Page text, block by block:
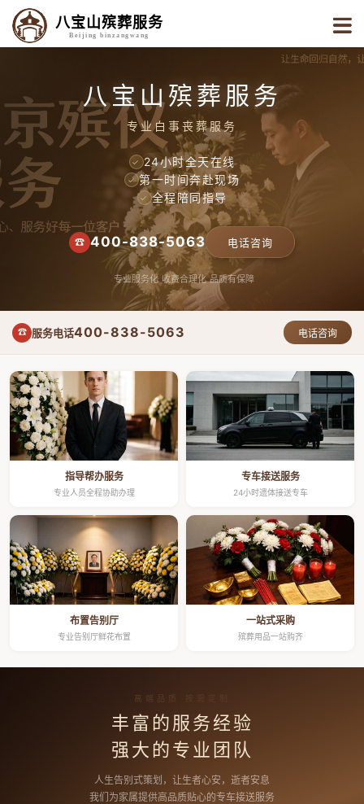
八宝山殡葬服务
Beijing binzangwang
八宝山殡葬服务
专业白事丧葬服务
✓ 24小时全天在线
✓ 第一时间奔赴现场
✓ 全程陪同指导
☎ 400-838-5063 电话咨询
专业服务化 收费合理化 品质有保障
☎ 服务电话400-838-5063 电话咨询
指导帮办服务
专业人员全程协助办理
专车接送服务
24小时遗体接送专车
布置告别厅
专业告别厅鲜花布置
一站式采购
殡葬用品一站购齐
高端品质 按需定制
丰富的服务经验
强大的专业团队
人生告别式策划，让生者心安，逝者安息
我们为家属提供高品质贴心的专车接送服务